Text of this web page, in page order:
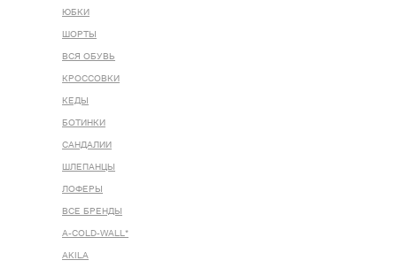
ЮБКИ
ШОРТЫ
ВСЯ ОБУВЬ
КРОССОВКИ
КЕДЫ
БОТИНКИ
САНДАЛИИ
ШЛЕПАНЦЫ
ЛОФЕРЫ
ВСЕ БРЕНДЫ
A-COLD-WALL*
AKILA